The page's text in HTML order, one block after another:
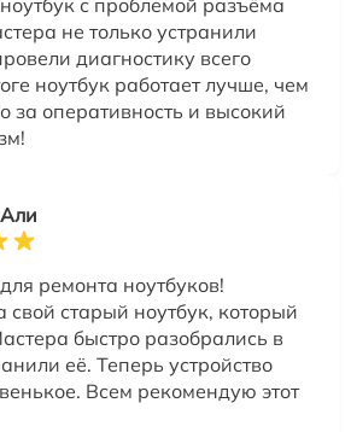
с проблемой разъёма
не только устранили
диагностику всего
ноутбук работает лучше, чем
за оперативность и высокий
ремонта ноутбуков!
старый ноутбук, который
быстро разобрались в
её. Теперь устройство
Всем рекомендую этот